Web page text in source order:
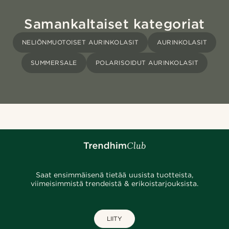
Samankaltaiset kategoriat
NELIÖNMUOTOISET AURINKOLASIT AURINKOLASIT
SUMMERSALE POLARISOIDUT AURINKOLASIT
Saat ensimmäisenä tietää uusista tuotteista,
viimeisimmistä trendeistä & erikoistarjouksista.
LIITY